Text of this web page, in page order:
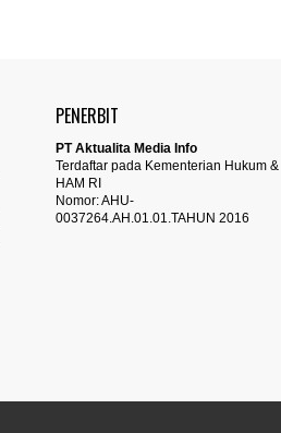
PENERBIT
PT Aktualita Media Info
Terdaftar pada Kementerian Hukum &
HAM RI
Nomor: AHU-
0037264.AH.01.01.TAHUN 2016